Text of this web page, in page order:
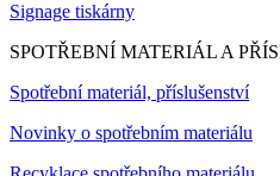
Signage tiskárny
SPOTŘEBNÍ MATERIÁL A
Spotřební materiál, příslušenství
Novinky o spotřebním materiálu